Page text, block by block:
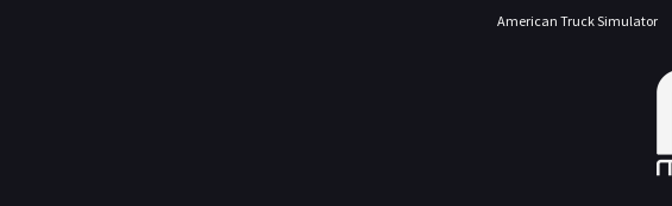
American Truck Simulator